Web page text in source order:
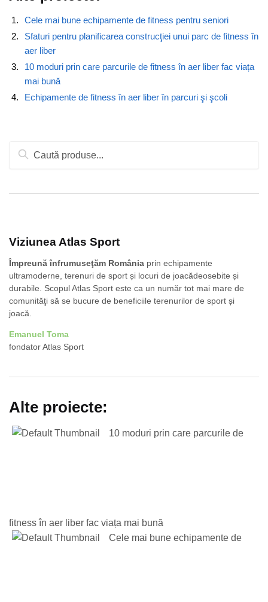
Cele mai bune echipamente de fitness pentru seniori
Sfaturi pentru planificarea construcţiei unui parc de fitness în
aer liber
10 moduri prin care parcurile de fitness în aer liber fac viața
mai bună
Echipamente de fitness în aer liber în parcuri şi şcoli
Caută
Viziunea Atlas Sport
Împreună înfrumuseţăm România prin echipamente
ultramoderne, terenuri de sport și locuri de joacădeosebite și
durabile. Scopul Atlas Sport este ca un număr tot mai mare de
comunităţi să se bucure de beneficiile terenurilor de sport și
joacă.
Emanuel Toma
fondator Atlas Sport
Alte proiecte:
10 moduri prin care parcurile de
fitness în aer liber fac viața mai bună
Cele mai bune echipamente de